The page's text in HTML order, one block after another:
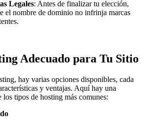
Legales: Antes de finalizar tu elección,
el nombre de dominio no infrinja marcas
Adecuado para Tu Sitio
hay varias opciones disponibles, cada
y ventajas. Aquí hay una
los tipos de hosting más comunes: